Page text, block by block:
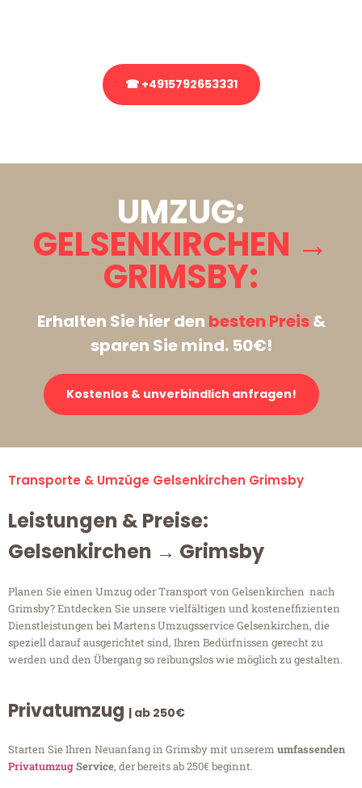
☎ +4915792653331
UMZUG:
GELSENKIRCHEN →
GRIMSBY:
Erhalten Sie hier den besten Preis&
sparen Sie mind. 50€!
Kostenlos & unverbindlich anfragen!
Transporte & Umzüge Gelsenkirchen Grimsby
Leistungen & Preise:
Gelsenkirchen → Grimsby
Planen Sie einen Umzug oder Transport von Gelsenkirchen nach
Grimsby? Entdecken Sie unsere vielfältigen und kosteneffizienten
Dienstleistungen bei Martens Umzugsservice Gelsenkirchen, die
speziell darauf ausgerichtet sind, Ihren Bedürfnissen gerecht zu
werden und den Übergang so reibungslos wie möglich zu gestalten.
Privatumzug | ab 250€
Starten Sie Ihren Neuanfang in Grimsby mit unserem umfassenden
PrivatumzugService, der bereits ab 250€ beginnt.